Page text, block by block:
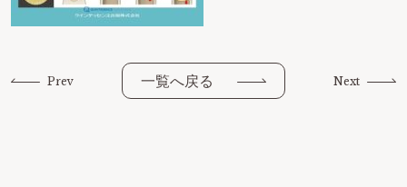
Prev 一覧へ戻る Next